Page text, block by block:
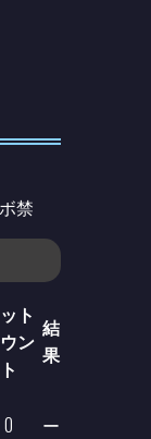
禁
ト
ン
ト
結
果
0 ー